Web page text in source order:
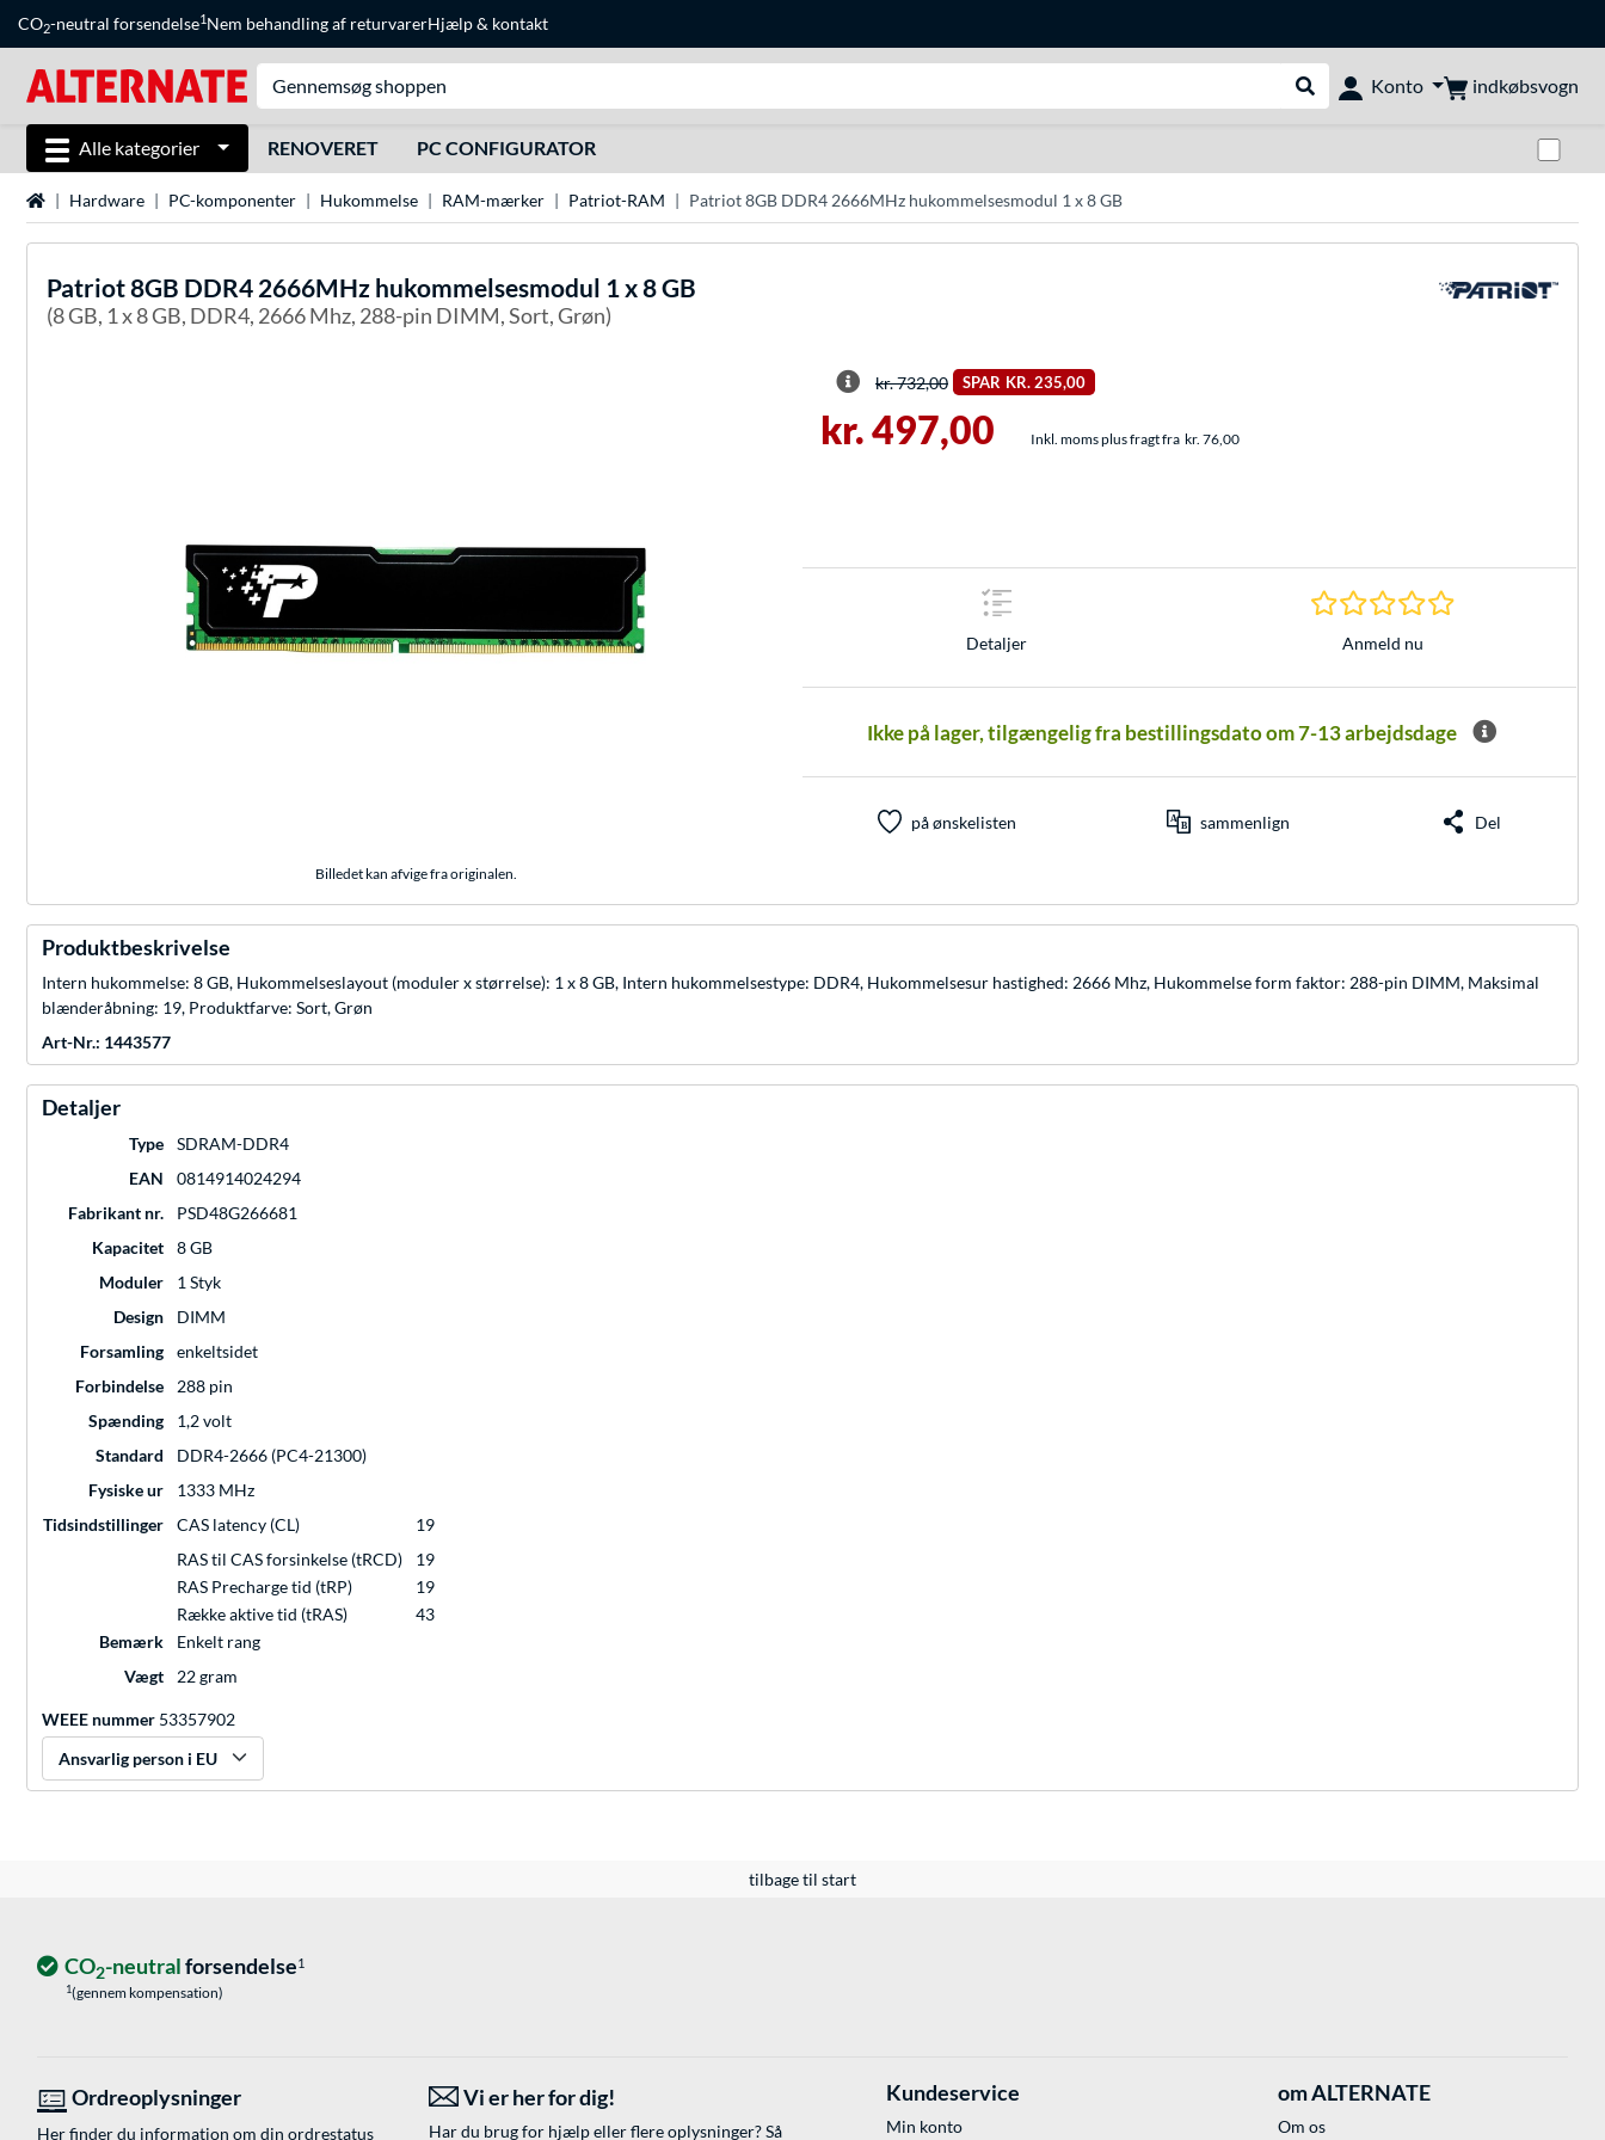
CO2-neutral forsendelse1Nem behandling af returvarerHjælp& kontakt
Udfør søgning
Konto indkøbsvogn
Alle kategorier RENOVERET PC CONFIGURATOR
StartsideHardware PC-komponenter Hukommelse RAM-mærker Patriot-RAM Patriot 8GB DDR4 2666MHz hukommelsesmodul 1 x 8 GB
Patriot8GB DDR4 2666MHz hukommelsesmodul 1 x 8 GB
(8 GB, 1 x 8 GB, DDR4, 2666 Mhz, 288-pin DIMM, Sort, Grøn)
Billedet kan afvige fra originalen.
kr. 732,00 SPAR KR. 235,00
kr. 497,00 Inkl. moms plus fragt fra kr. 76,00
Detaljer
0.0 Stjerner hos 0
Anmeld nu
Ikke på lager, tilgængelig fra bestillingsdato om 7-13 arbejdsdage
på ønskelisten sammenlign Del
Produktbeskrivelse
Intern hukommelse: 8 GB, Hukommelseslayout (moduler x størrelse): 1 x 8 GB, Intern hukommelsestype: DDR4, Hukommelsesur hastighed: 2666 Mhz, Hukommelse form faktor: 288-pin DIMM, Maksimal
blænderåbning: 19, Produktfarve: Sort, Grøn
Art-Nr.: 1443577
Detaljer
Type
SDRAM-DDR4
EAN
0814914024294
Fabrikant nr.
PSD48G266681
Kapacitet
8 GB
Moduler
1 Styk
Design
DIMM
Forsamling
enkeltsidet
Forbindelse
288 pin
Spænding
1,2 volt
Standard
DDR4-2666 (PC4-21300)
Fysiske ur
1333 MHz
Tidsindstillinger
CAS latency (CL)
19
RAS til CAS forsinkelse (tRCD)
19
RAS Precharge tid (tRP)
19
Række aktive tid (tRAS)
43
Bemærk
Enkelt rang
Vægt
22 gram
WEEE nummer 53357902
Ansvarlig person i EU
tilbage til start
CO2-neutralforsendelse1
1(gennem kompensation)
Ordreoplysninger
Her finder du information om din ordrestatus
Vi er her for dig!
Har du brug for hjælp eller flere oplysninger? Så
Kundeservice
Min konto
om ALTERNATE
Om os